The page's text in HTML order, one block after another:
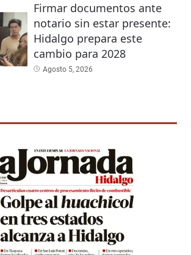
Firmar documentos ante
notario sin estar presente:
Hidalgo prepara este
cambio para 2028
Agosto 5, 2026